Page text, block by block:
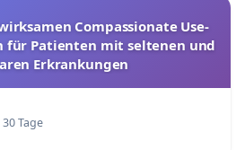
Compassionate Use-
für Patienten mit seltenen und
Erkrankungen
Tage